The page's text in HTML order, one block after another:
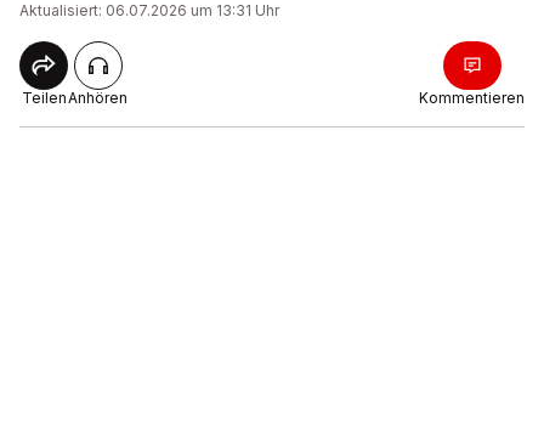
Aktualisiert: 06.07.2026 um 13:31 Uhr
TeilenAnhören Kommentieren